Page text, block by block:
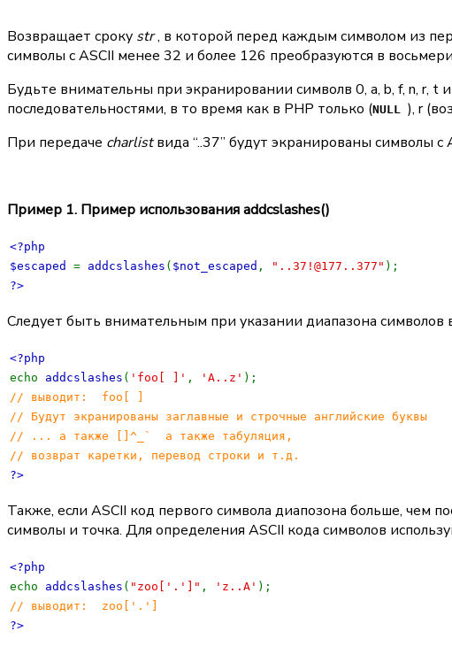
Возвращает сроку str, в которой перед каждым символом из
символы с ASCII менее 32 и более 126 преобразуются в
Будьте внимательны при экранировании символв 0, a, b, f, n, r, t
последовательностями, в то время как в PHP только (NULL ), r
При передаче charlistвида “..37” будут экранированы символы с
Пример 1. Пример использованияaddcslashes()
<?php
$escaped = addcslashes ( $not_escaped , "..37!@177..377" );
?>
Следует быть внимательным при указании диапазона
<?php
echo addcslashes ( 'foo[ ]' , 'A..z' );
// выводит: foo[ ]
// Будут экранированы заглавные и строчные английские буквы
// ... а также []^_` а также табуляция,
// возврат каретки, перевод строки и т.д.
?>
Также, если ASCII код первого символа диапозона больше, чем
символы и точка. Для определения ASCII кода символов
<?php
echo addcslashes ( "zoo['.']" , 'z..A' );
// выводит: zoo['.']
?>